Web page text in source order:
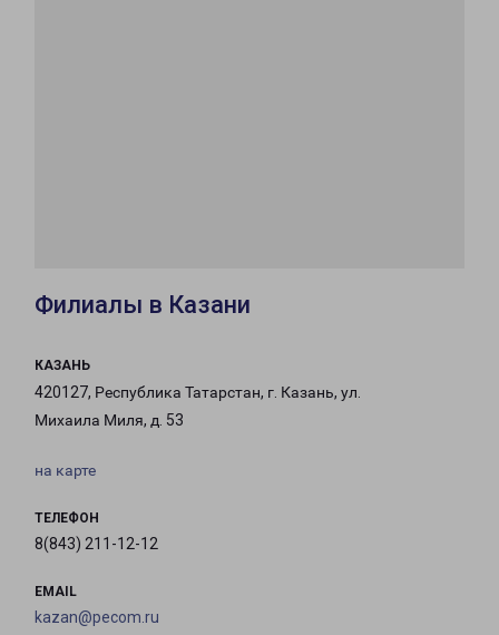
Филиалы в Казани
КАЗАНЬ
420127, Республика Татарстан, г. Казань, ул.
Михаила Миля, д. 53
на карте
ТЕЛЕФОН
8(843) 211-12-12
EMAIL
kazan@pecom.ru